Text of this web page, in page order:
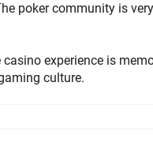
community is very active here.
experience is
culture.